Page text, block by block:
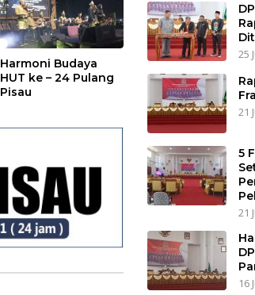
Harmoni Budaya
HUT ke – 24 Pulang
Pisau
25
21
5
21
16